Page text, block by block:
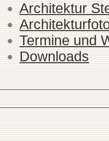
Architektur
Termine und
Downloads